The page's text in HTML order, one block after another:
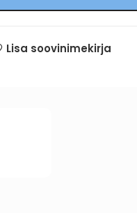
Lisa soovinimekirja